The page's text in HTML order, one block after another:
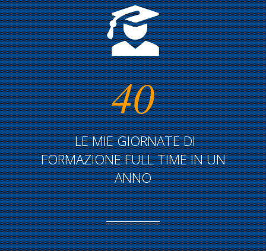
40
LE MIE GIORNATE DI
FORMAZIONE FULL TIME IN UN
ANNO